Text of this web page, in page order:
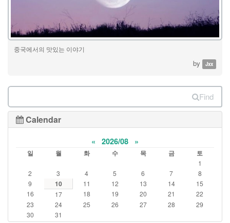
중국에서의 맛있는 이야기
by Jxx
Find
Calendar
« 2026/08 »
일 월 화 수 목 금 토
1
2
3 4 5 6 7
8
9
10 11 12 13 14
15
16
17 18 19 20 21
22
23
24 25 26 27 28
29
30
31